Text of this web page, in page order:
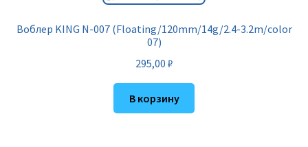
Воблер KING N-007 (Floating/120mm/14g/2.4-3.2m/color
07)
295,00 ₽
В корзину